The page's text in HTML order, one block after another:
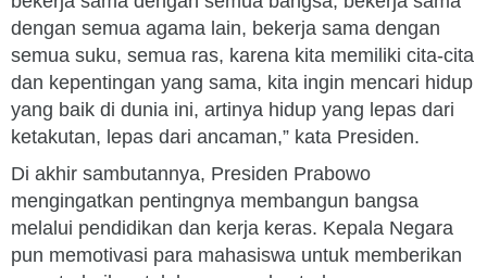
dengan semua agama lain, bekerja sama dengan
semua suku, semua ras, karena kita memiliki cita-cita
dan kepentingan yang sama, kita ingin mencari hidup
yang baik di dunia ini, artinya hidup yang lepas dari
ketakutan, lepas dari ancaman,” kata Presiden.
Di akhir sambutannya, Presiden Prabowo
mengingatkan pentingnya membangun bangsa
melalui pendidikan dan kerja keras. Kepala Negara
pun memotivasi para mahasiswa untuk memberikan